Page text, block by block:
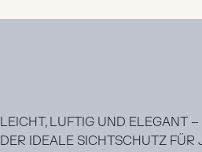
LEICHT, LUFTIG UND ELEGANT –
DER IDEALE SICHTSCHUTZ FÜR